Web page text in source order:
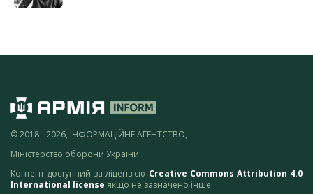
© 2018 - 2026, ІНФОРМАЦІЙНЕ АГЕНТСТВО,
Міністерство оборони України
Контент доступний за ліцензією Creative Commons Attribution 4.0
International license якщо не зазначено інше.